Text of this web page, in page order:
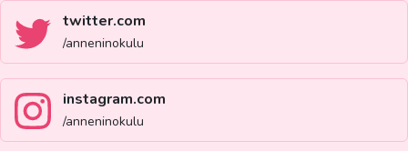
twitter.com
/anneninokulu
instagram.com
/anneninokulu